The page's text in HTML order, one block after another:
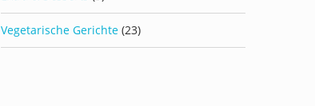
Vegetarische Gerichte (23)